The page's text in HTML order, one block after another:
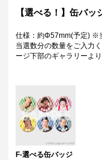
【選べる！】缶バッ
仕様：約Φ57mm(予定) ※
当選数分の数量をご入力
ージ下部のギャラリーよ
F-選べる缶バッジ